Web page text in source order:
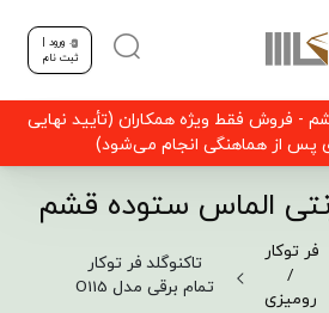
ورود |
ثبت نام
- فروش فقط ویژه همکاران (تأیید نهایی
پس از هماهنگی انجام می‌شود)
الماس ستوده قشم
فر توکار
/
رومیزی
تاکنوگلد فر توکار
تمام برقی مدل O115